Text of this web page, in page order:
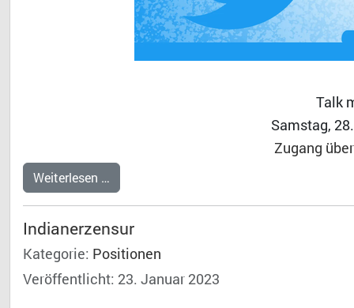
Talk
Samstag,
Zugang
Weiterlesen …
Indianerzensur
Kategorie: Positionen
Veröffentlicht: 23. Januar 2023